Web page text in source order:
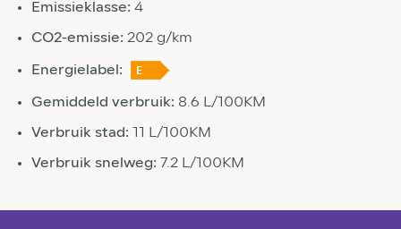
Emissieklasse: 4
CO2-emissie: 202 g/km
Energielabel:
Gemiddeld verbruik: 8.6 L/100KM
Verbruik stad: 11 L/100KM
Verbruik snelweg: 7.2 L/100KM